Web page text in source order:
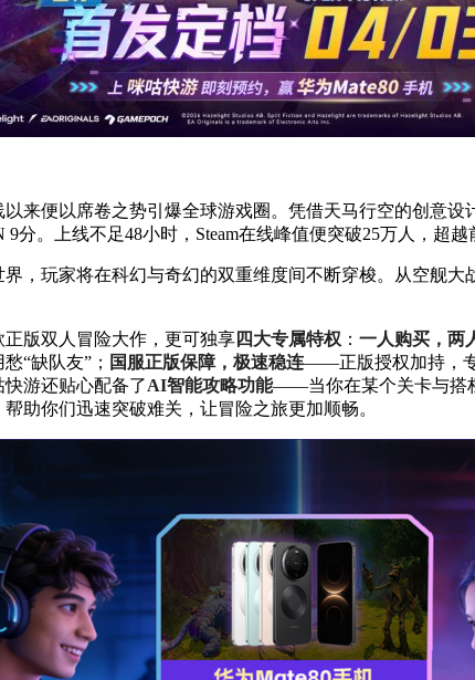
来便以席卷之势引爆全球游戏圈。凭借天马行空的创意
分。上线不足48小时，Steam在线峰值便突破25万人，超
，玩家将在科幻与奇幻的双重维度间不断穿梭。从空舰
版双人冒险大作，更可独享四大专属特权 ： 一人购买，两
“缺队友”； 国服正版保障，极速稳连——正版授权加持，专
游还贴心配备了AI智能攻略功能——当你在某个关卡与搭
助你们迅速突破难关，让冒险之旅更加顺畅。